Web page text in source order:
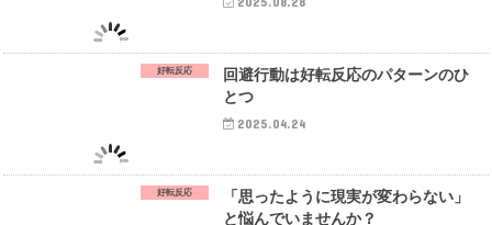
好転反応
回避行動は好転反応のパターンのひ
とつ
2025.04.24
好転反応
「思ったように現実が変わらない」
と悩んでいませんか？